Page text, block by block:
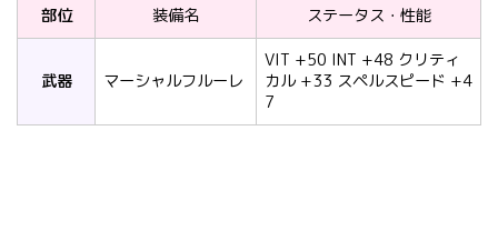
部位 装備名 ステータス・性能
武器 マーシャルフルーレ
VIT +50 INT +48 クリティ
カル +33 スペルスピード +4
7